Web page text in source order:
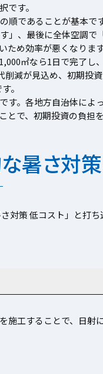
です。
であることが基本で
」、最後に全体空調
め効率が悪くなります
㎡なら1日で完了
減が見込め、初期投
。
。各地方自治体によ
で、初期投資の負担を
暑さ対
対策 低コスト」と打
工することで、日射